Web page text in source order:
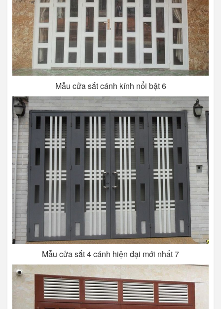
Mẫu cửa sắt cánh kính nổi bật 6
Mẫu cửa sắt 4 cánh hiện đại mới nhất 7